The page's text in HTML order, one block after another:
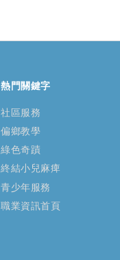
熱門關鍵字
社區服務
偏鄉教學
綠色奇蹟
終結小兒麻痺
青少年服務
職業資訊首頁